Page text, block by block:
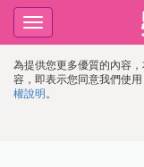
為提供您更多優質的內容
容，即表示您同意我們使
權說明 。
Toggle
navigation